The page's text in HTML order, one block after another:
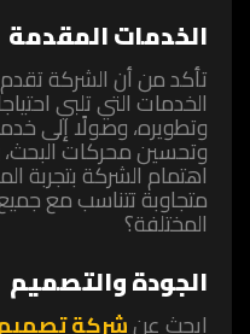
الخدمات المقدمة
تأكد من أن الشركة
الخدمات التي تلبي
وتطويره، وصولًا إلى
وتحسين محركات
اهتمام الشركة
متجاوبة تتناسب مع
المختلفة؟
الجودة والتصميم
ابحث عنشركة